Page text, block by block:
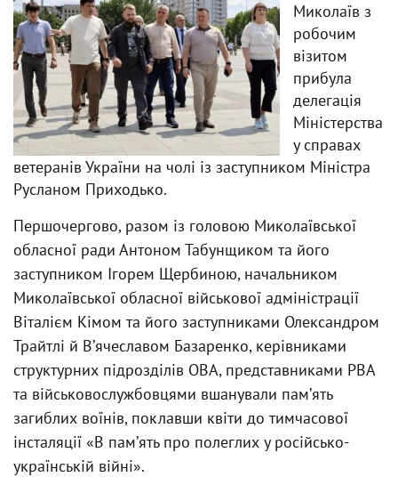
Миколаїв з
робочим
візитом
прибула
делегація
Міністерства
у справах
ветеранів України на чолі із заступником Міністра
Русланом Приходько.
Першочергово, разом із головою Миколаївської
обласної ради Антоном Табунщиком та його
заступником Ігорем Щербиною, начальником
Миколаївської обласної військової адміністрації
Віталієм Кімом та його заступниками Олександром
Трайтлі й Вʼячеславом Базаренко, керівниками
структурних підрозділів ОВА, представниками РВА
та військовослужбовцями вшанували памʼять
загиблих воїнів, поклавши квіти до тимчасової
інсталяції «В памʼять про полеглих у російсько-
українській війні».